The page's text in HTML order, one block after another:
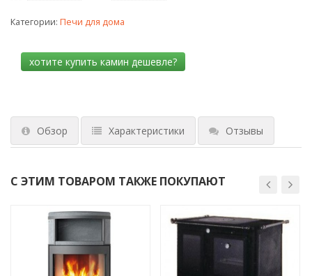
Категории: Печи для дома
Обзор Характеристики Отзывы
С ЭТИМ ТОВАРОМ ТАКЖЕ ПОКУПАЮТ